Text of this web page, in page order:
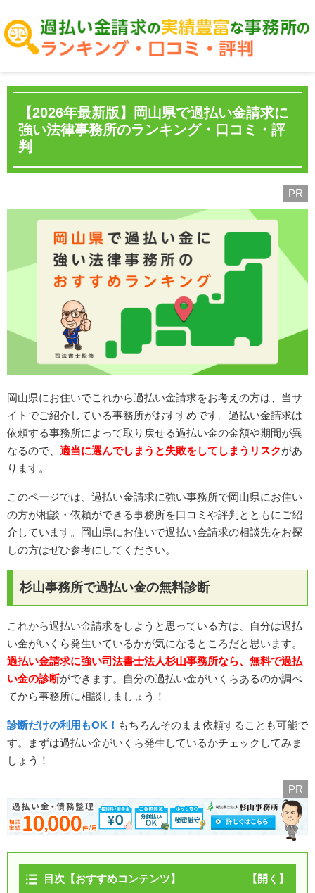
【2026年最新版】岡山県で過払い金請求に
強い法律事務所のランキング・口コミ・評
判
PR
岡山県にお住いでこれから過払い金請求をお考えの方は、当サ
イトでご紹介している事務所がおすすめです。過払い金請求は
依頼する事務所によって取り戻せる過払い金の金額や期間が異
なるので、 適当に選んでしまうと失敗をしてしまうリスクがあ
ります。
このページでは、過払い金請求に強い事務所で岡山県にお住い
の方が相談・依頼ができる事務所を口コミや評判とともにご紹
介しています。岡山県にお住いで過払い金請求の相談先をお探
しの方はぜひ参考にしてください。
杉山事務所で過払い金の無料診断
これから過払い金請求をしようと思っている方は、自分は過払
い金がいくら発生いているかが気になるところだと思います。
過払い金請求に強い司法書士法人杉山事務所なら、無料で過払
い金の診断ができます。自分の過払い金がいくらあるのか調べ
てから事務所に相談しましょう！
診断だけの利用もOK！ もちろんそのまま依頼することも可能で
す。まずは過払い金がいくら発生しているかチェックしてみま
しょう！
PR
目次【おすすめコンテンツ】